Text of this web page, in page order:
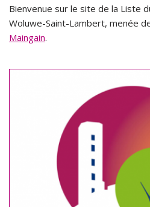
Bienvenue sur le site de la Liste
Woluwe-Saint-Lambert, menée
Maingain.